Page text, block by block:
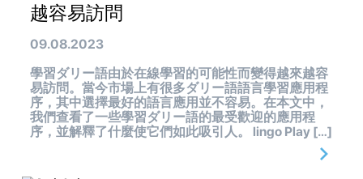
越容易訪問
09.08.2023
學習ダリー語由於在線學習的可能性而變得越來越容
易訪問。當今市場上有很多ダリー語語言學習應用程
序，其中選擇最好的語言應用並不容易。在本文中，
我們查看了一些學習ダリー語的最受歡迎的應用程
序，並解釋了什麼使它們如此吸引人。 lingo Play […]